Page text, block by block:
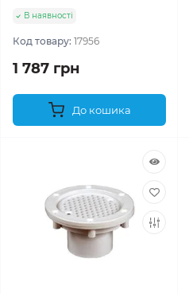
В наявності
Код товару: 17956
1 787 грн
До кошика